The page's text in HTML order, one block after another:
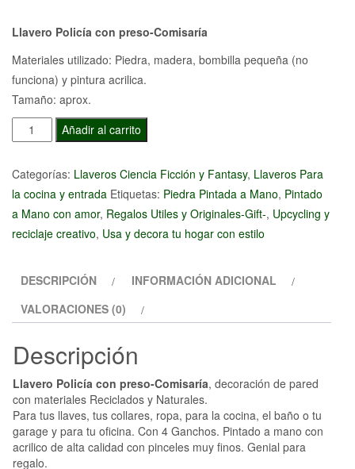
Llavero Policía con preso-Comisaría
Materiales utilizado: Piedra, madera, bombilla pequeña (no
funciona) y pintura acrilica.
Tamaño: aprox.
Llavero
Policía
preso-
Comisaría
Añadir al carrito
Categorías: Llaveros Ciencia Ficción y Fantasy, Llaveros Para
la cocina y entrada Etiquetas: Piedra Pintada a Mano, Pintado
a Mano con amor, Regalos Utiles y Originales-Gift-, Upcycling y
reciclaje creativo, Usa y decora tu hogar con estilo
DESCRIPCIÓN
INFORMACIÓN ADICIONAL
VALORACIONES (0)
Descripción
Llavero Policía con preso-Comisaría, decoración de pared
con materiales Reciclados y Naturales.
Para tus llaves, tus collares, ropa, para la cocina, el baño o tu
garage y para tu oficina. Con 4 Ganchos. Pintado a mano con
acrilico de alta calidad con pinceles muy finos. Genial para
regalo.